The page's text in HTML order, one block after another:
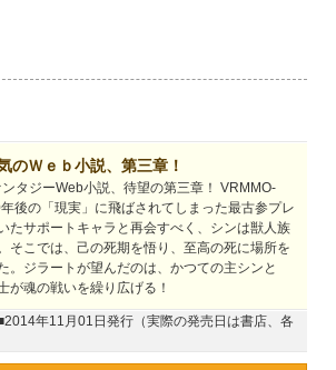
のＷｅｂ小説、第三章！
タジーWeb小説、待望の第三章！ VRMMO-
後の「現実」に飛ばされてしまった最古参プレ
たサポートキャラと再会すべく、シンは獣人族
そこでは、己の死期を悟り、至高の死に場所を
。ジラートが望んだのは、かつての主シンと
魂の戦いを繰り広げる！
年11月01日発行（実際の発売日は書店、各